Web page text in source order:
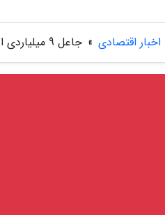
اخبار اقتصادی » جاعل 9 میلیاردی اسناد ملکی در دام پلیس بروجرد